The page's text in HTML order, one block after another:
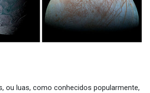
ou luas, como conhecidos popularmente,